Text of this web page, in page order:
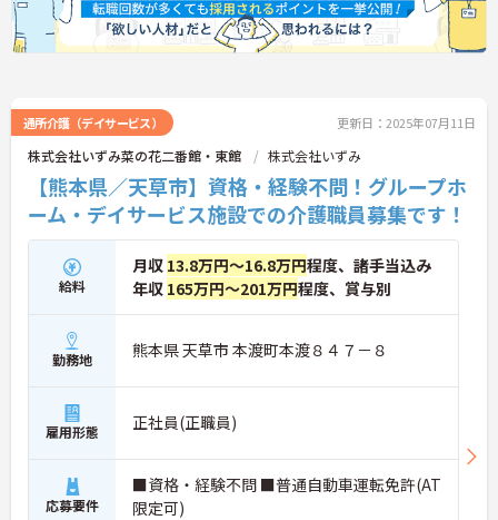
通所介護（デイサービス） 更新日：2025年07月11日
株式会社いずみ菜の花二番館・東館 株式会社いずみ
【熊本県／天草市】資格・経験不問！グループホ
ーム・デイサービス施設での介護職員募集です！
給料
月収 13.8万円～16.8万円程度、諸手当込み
年収 165万円～201万円程度、賞与別
勤務地 熊本県 天草市 本渡町本渡８４７－８
雇用形態 正社員(正職員)
応募要件
■資格・経験不問 ■普通自動車運転免許(AT
限定可)